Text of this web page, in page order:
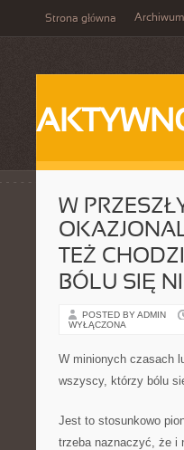
Strona główna Archiwum
W
TEŻ
BÓLU SIĘ
POSTED BY ADMIN
WYŁĄCZONA
W minionych czasach
wszyscy, którzy bólu
Jest to stosunkowo
trzeba naznaczyć, że i